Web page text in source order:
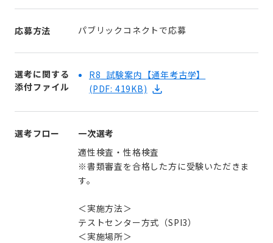
応募方法 パブリックコネクトで応募
選考に関する
添付ファイル
R8_試験案内【通年考古学】
(PDF: 419KB)
選考フロー
一次選考
適性検査・性格検査
※書類審査を合格した方に受験いただきま
す。
＜実施方法＞
テストセンター方式（SPI3）
＜実施場所＞